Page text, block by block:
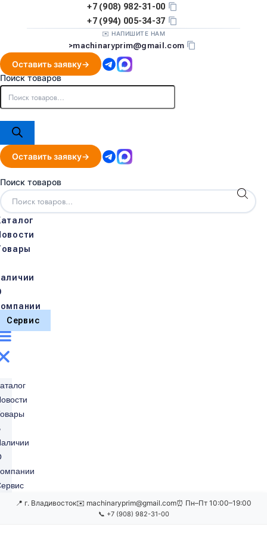
+7 (908) 982-31-00
+7 (994) 005-34-37
✉️ НАПИШИТЕ НАМ
>machinaryprim@gmail.com
Оставить заявку
Поиск товаров
Оставить заявку
Поиск товаров
Сервис
📍 г. Владивосток✉️ machinaryprim@gmail.com⏰ Пн–Пт 10:00–19:00
📞 +7 (908) 982-31-00